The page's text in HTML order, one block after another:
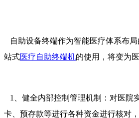
自助设备终端作为智能医疗体系布
站式医疗自助终端机的使用，将变为
1、健全内部控制管理机制：对医院
卡、预存款等进行各种资金进行核对